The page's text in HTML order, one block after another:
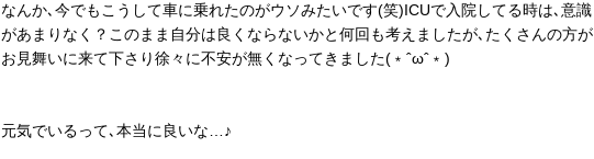
なんか､今でもこうして車に乗れたのがウソみたいです(笑)ICUで入院してる時は､意識
があまりなく？このまま自分は良くならないかと何回も考えましたが､たくさんの方が
お見舞いに来て下さり徐々に不安が無くなってきました(﹡ˆωˆ﹡)
元気でいるって､本当に良いな…♪